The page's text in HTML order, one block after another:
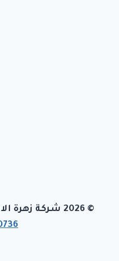
© 2026 شركة زهرة الابداع تصميم وبرمجة تيفاجو